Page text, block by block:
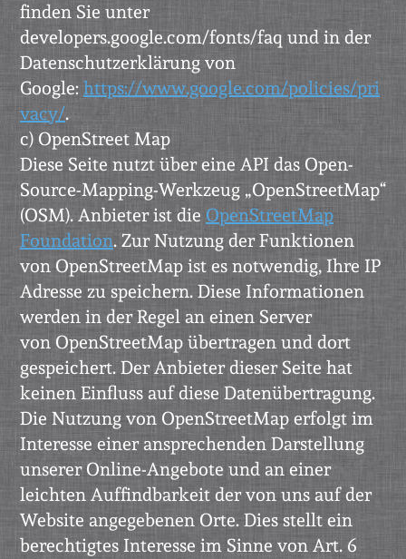
finden Sie unter
developers.google.com/fonts/faq und in der
Datenschutzerklärung von
Google: https://www.google.com/policies/pri
vacy/.
c) OpenStreet Map
Diese Seite nutzt über eine API das Open-
Source-Mapping-Werkzeug „OpenStreetMap“
(OSM). Anbieter ist die OpenStreetMap
Foundation. Zur Nutzung der Funktionen
von OpenStreetMap ist es notwendig, Ihre IP
Adresse zu speichern. Diese Informationen
werden in der Regel an einen Server
von OpenStreetMap übertragen und dort
gespeichert. Der Anbieter dieser Seite hat
keinen Einfluss auf diese Datenübertragung.
Die Nutzung von OpenStreetMap erfolgt im
Interesse einer ansprechenden Darstellung
unserer Online-Angebote und an einer
leichten Auffindbarkeit der von uns auf der
Website angegebenen Orte. Dies stellt ein
berechtigtes Interesse im Sinne von Art. 6